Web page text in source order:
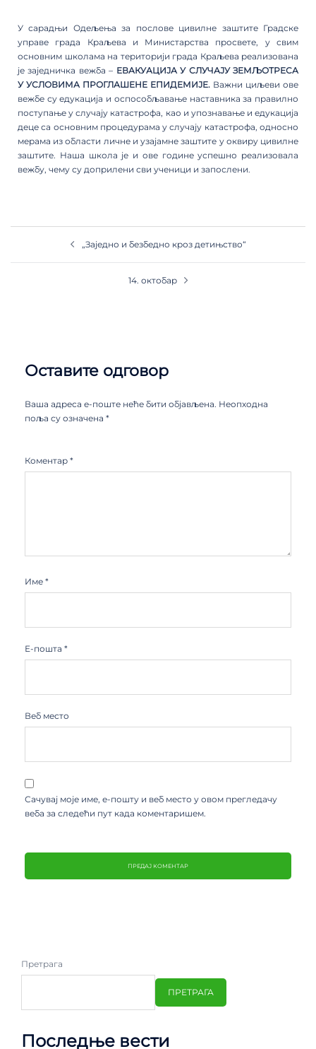
У сарадњи Одељења за послове цивилне заштите Градске
управе града Краљева и Министарства просвете, у свим
основним школама на територији града Краљева реализована
је заједничка вежба – ЕВАКУАЦИЈА У СЛУЧАЈУ ЗЕМЉОТРЕСА
У УСЛОВИМА ПРОГЛАШЕНЕ ЕПИДЕМИЈЕ. Важни циљеви ове
вежбе су едукација и оспособљавање наставника за правилно
поступање у случају катастрофа, као и упознавање и едукација
деце са основним процедурама у случају катастрофа, односно
мерама из области личне и узајамне заштите у оквиру цивилне
заштите. Наша школа је и ове године успешно реализовала
вежбу, чему су доприлени сви ученици и запослени.
„Заједно и безбедно кроз детињство“
14. октобар
Оставите одговор
Ваша адреса е-поште неће бити објављена. Неопходна
поља су означена *
Коментар *
Име *
Е-пошта *
Веб место
Сачувај моје име, е-пошту и веб место у овом прегледачу
веба за следећи пут када коментаришем.
Претрага
ПРЕТРАГА
Последње вести